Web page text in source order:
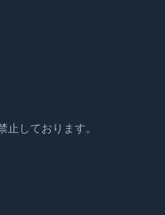
しております。